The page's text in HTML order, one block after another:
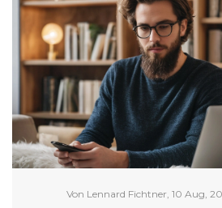
Symptomen im
Von Lennard Fichtner, 10 Aug,